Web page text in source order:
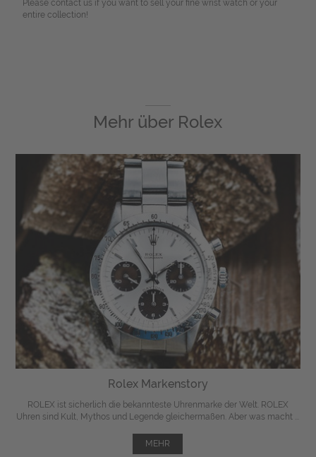
Please contact us if you want to sell your fine wrist watch or your
entire collection!
Mehr über Rolex
Rolex Markenstory
ROLEX ist sicherlich die bekannteste Uhrenmarke der Welt. ROLEX
Uhren sind Kult, Mythos und Legende gleichermaßen. Aber was macht ...
MEHR